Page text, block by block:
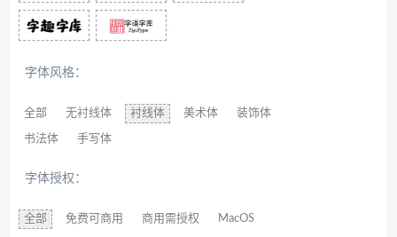
字体风格：
全部 无衬线体 衬线体 美术体 装饰体
书法体 手写体
字体授权：
全部 免费可商用 商用需授权 MacOS